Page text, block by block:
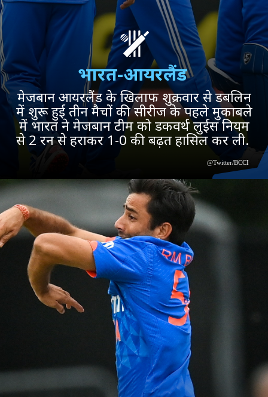
मेजबान आयरलैंड के खिलाफ शुक्रवार से डबलिन
में शुरू हुई तीन मैचों की सीरीज के पहले मुकाबले
में भारत ने मेजबान टीम को डकवर्थ लुईस नियम
से 2 रन से हराकर 1-0 की बढ़त हासिल कर ली.
भारत-आयरलैंड
@Twitter/BCCI